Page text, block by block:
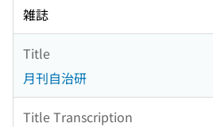
雑誌
Title
月刊自治研
Title Transcription